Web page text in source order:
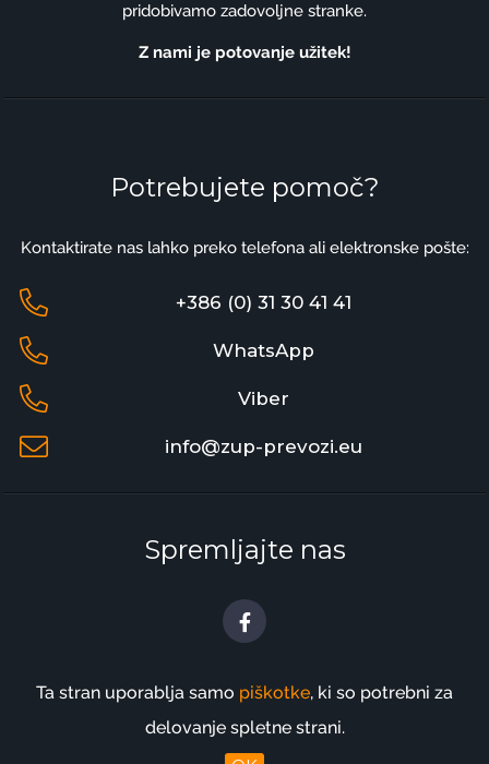
Ta stran uporablja samo piškotke, ki so potrebni za
delovanje spletne strani.
pridobivamo zadovoljne stranke.
Z nami je potovanje užitek!
Potrebujete pomoč?
Kontaktirate nas lahko preko telefona ali elektronske pošte:
+386 (0) 31 30 41 41
WhatsApp
Viber
info@zup-prevozi.eu
Spremljajte nas
Splošni pogoji